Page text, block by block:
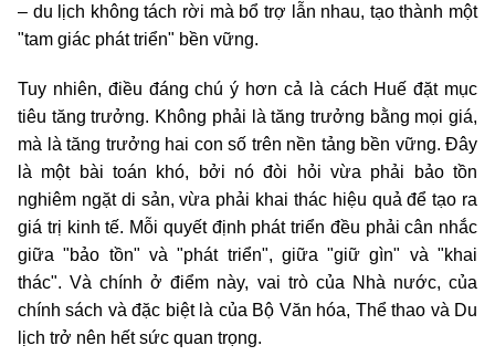
– du lịch không tách rời mà bổ trợ lẫn nhau, tạo thành một
"tam giác phát triển" bền vững.
Tuy nhiên, điều đáng chú ý hơn cả là cách Huế đặt mục
tiêu tăng trưởng. Không phải là tăng trưởng bằng mọi giá,
mà là tăng trưởng hai con số trên nền tảng bền vững. Đây
là một bài toán khó, bởi nó đòi hỏi vừa phải bảo tồn
nghiêm ngặt di sản, vừa phải khai thác hiệu quả để tạo ra
giá trị kinh tế. Mỗi quyết định phát triển đều phải cân nhắc
giữa "bảo tồn" và "phát triển", giữa "giữ gìn" và "khai
thác". Và chính ở điểm này, vai trò của Nhà nước, của
chính sách và đặc biệt là của Bộ Văn hóa, Thể thao và Du
lịch trở nên hết sức quan trọng.